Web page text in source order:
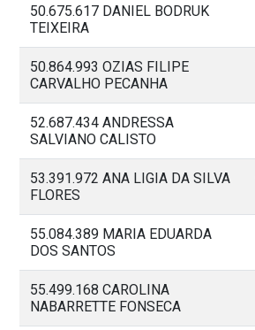
50.675.617 DANIEL BODRUK
TEIXEIRA
50.864.993 OZIAS FILIPE
CARVALHO PECANHA
52.687.434 ANDRESSA
SALVIANO CALISTO
53.391.972 ANA LIGIA DA SILVA
FLORES
55.084.389 MARIA EDUARDA
DOS SANTOS
55.499.168 CAROLINA
NABARRETTE FONSECA